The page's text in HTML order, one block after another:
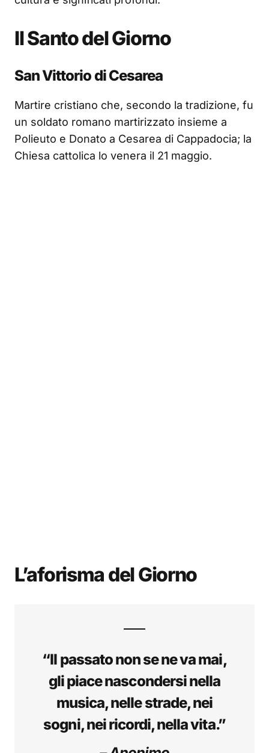
Il Santo del Giorno
San Vittorio di Cesarea
Martire cristiano che, secondo la tradizione, fu
un soldato romano martirizzato insieme a
Polieuto e Donato a Cesarea di Cappadocia; la
Chiesa cattolica lo venera il 21 maggio.
L’aforisma del Giorno
“Il passato non se ne va mai,
gli piace nascondersi nella
musica, nelle strade, nei
sogni, nei ricordi, nella vita.”